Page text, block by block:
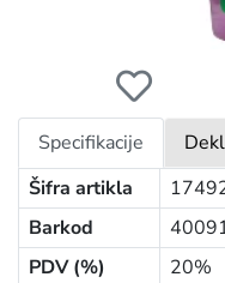
Specifikacije
Šifra artikla
Barkod
PDV (%)
20%